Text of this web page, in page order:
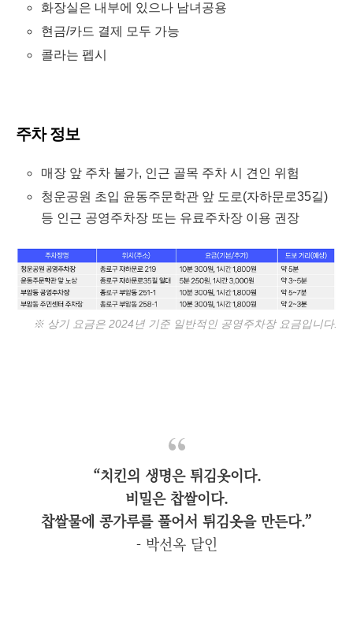
화장실은 내부에 있으나 남녀공용
현금/카드 결제 모두 가능
콜라는 펩시
주차 정보
매장 앞 주차 불가, 인근 골목 주차 시 견인 위험
청운공원 초입 윤동주문학관 앞 도로(자하문로35길)
등 인근 공영주차장 또는 유료주차장 이용 권장
※ 상기 요금은 2024년 기준 일반적인 공영주차장 요금입니다.
“치킨의 생명은 튀김옷이다.
비밀은 찹쌀이다.
찹쌀물에 콩가루를 풀어서 튀김옷을 만든다.”
- 박선옥 달인